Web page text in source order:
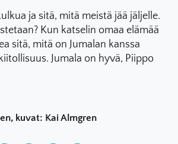
ja sitä, mitä meistä jää jäljelle.
Kun katselin omaa elämää
sitä, mitä on Jumalan kanssa
Jumala on hyvä, Piippo
kuvat: Kai Almgren